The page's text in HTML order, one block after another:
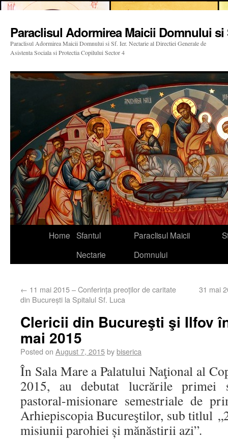
Paraclisul Adormirea Maicii Domnului si
Paraclisul Adormirea Maicii Domnului si Sf. Ier. Nectarie al Directiei Generale de
Asistenta Sociala si Protectia Copilului Sector 4
Home Sfantul
Nectarie
Paraclisul Maicii
Domnului
← 11 mai 2015 – Conferința preoților de caritate
din București la Spitalul Sf. Luca
31 mai
Clericii din Bucureşti şi Ilfov
mai 2015
Posted on August 7, 2015bybiserica
În Sala Mare a Palatului Naţional al
2015, au debutat lucrările primei
pastoral-misionare semestriale de
Arhiepiscopia Bucureştilor, sub titlul
misiunii parohiei și mănăstirii azi”.